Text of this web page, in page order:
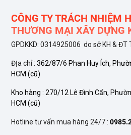
CÔNG TY TRÁCH NHIỆM
THƯƠNG MẠI XÂY DỰNG
GPDKKD: 0314925006 do sở KH &
ĐỊa chỉ : 362/87/6 Phan Huy Ích,
HCM (cũ)
Kho hàng : 270/12 Lê Đình Cẩn,
HCM (cũ)
Hotline tư vấn mua hàng 24/7 :